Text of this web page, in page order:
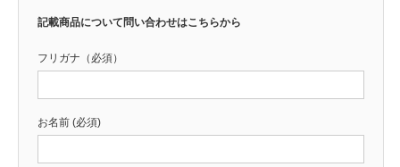
記載商品について問い合わせはこちらから
フリガナ（必須）
お名前 (必須)